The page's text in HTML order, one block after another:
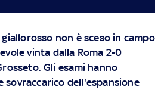
non è sceso in campo
vinta dalla Roma 2-0
Gli esami hanno
sovraccarico dell'espansione